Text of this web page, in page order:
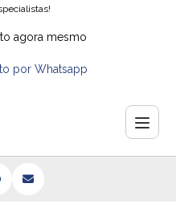
agora mesmo
por Whatsapp